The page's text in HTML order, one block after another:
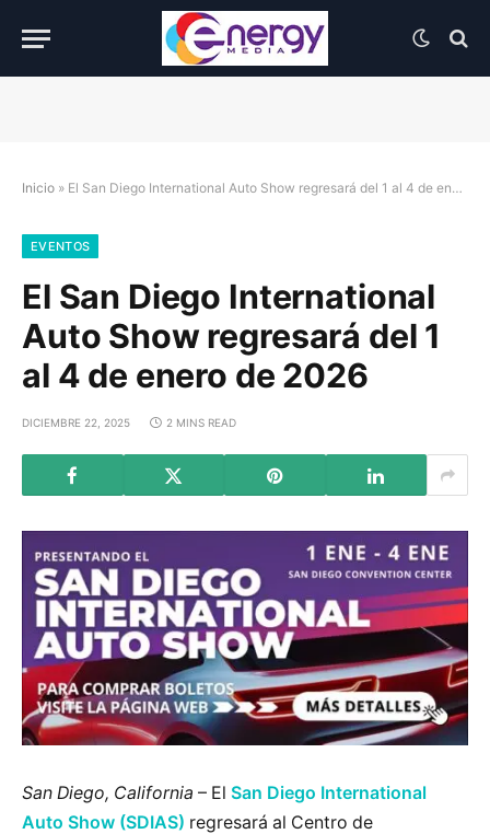
Inicio » El San Diego International Auto Show regresará del 1 al 4 de enero de 2026
EVENTOS
El San Diego International
Auto Show regresará del 1
al 4 de enero de 2026
DICIEMBRE 22, 2025 2 MINS READ
San Diego, California – El San Diego International
Auto Show (SDIAS) regresará al Centro de